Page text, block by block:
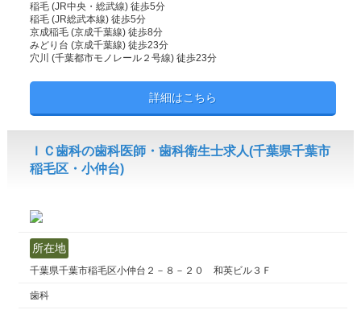
稲毛 (JR中央・総武線) 徒歩5分
稲毛 (JR総武本線) 徒歩5分
京成稲毛 (京成千葉線) 徒歩8分
みどり台 (京成千葉線) 徒歩23分
穴川 (千葉都市モノレール２号線) 徒歩23分
詳細はこちら
ＩＣ歯科の歯科医師・歯科衛生士求人(千葉県千葉市
稲毛区・小仲台)
所在地
千葉県千葉市稲毛区小仲台２－８－２０ 和英ビル３Ｆ
歯科